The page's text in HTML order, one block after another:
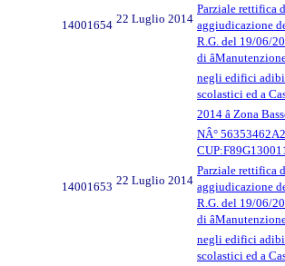
14001654 22 Luglio 2014
Parziale rettifica
aggiudicazione
R.G. del 19/06/
di
negli edifici
scolastici ed a
2014 â Zona
NÂ° 56353462A2
14001653 22 Luglio 2014
Parziale rettifica
aggiudicazione
R.G. del 19/06/
di
negli edifici
scolastici ed a